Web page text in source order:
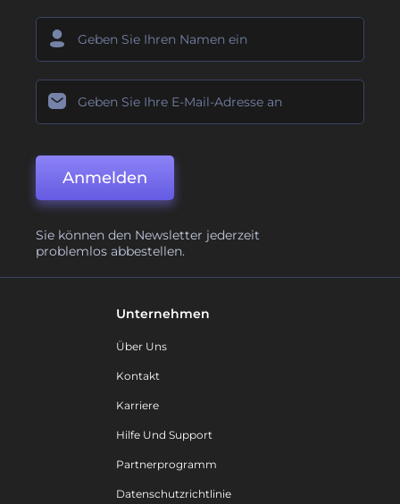
Anmelden
Sie können den Newsletter jederzeit
problemlos abbestellen.
Unternehmen
Über Uns
Kontakt
Karriere
Hilfe Und Support
Partnerprogramm
Datenschutzrichtlinie